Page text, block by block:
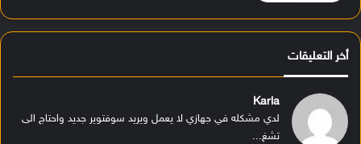
أخر التعليقات
Karla
لدي مشكله في جهازي لا يعمل ويريد سوفتوير جديد واحتاج الى
تشغ...